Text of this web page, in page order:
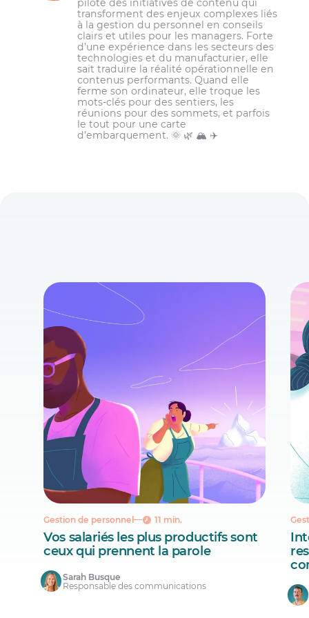
salariés;
Le premier mois : Communiquer
régulièrement avec les nouveaux salariés
et leur faire part de commentaires sur leur
rendement. Inviter les salariés à partager
également leurs avis. Offrir desformations
complémentaires.
Loisirs et divertissements
Saisonnier et tourisme
Entretien ménager
Événements et traiteurs
Cliniques et centres de santé
Bureaux et centres d’appel
Soins à domicile
pilote des initiatives de contenu qui
transforment des enjeux complexes liés
à la gestion du personnel en conseils
clairs et utiles pour les managers. Forte
d’une expérience dans les secteurs des
technologies et du manufacturier, elle
sait traduire la réalité opérationnelle en
contenus performants. Quand elle
ferme son ordinateur, elle troque les
mots-clés pour des sentiers, les
réunions pour des sommets, et parfois
le tout pour une carte
d’embarquement. 🌞 🌿 🏔️ ✈️
Gestion de personnel 11 min.
Vos salariés les plus productifs sont
ceux qui prennent la parole
Sarah Busque
Responsable des communications